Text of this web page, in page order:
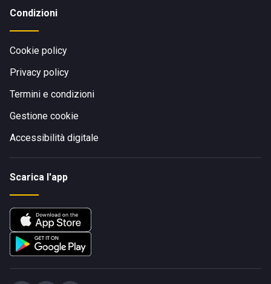
Condizioni
Cookie policy
Privacy policy
Termini e condizioni
Gestione cookie
Accessibilità digitale
Scarica l'app